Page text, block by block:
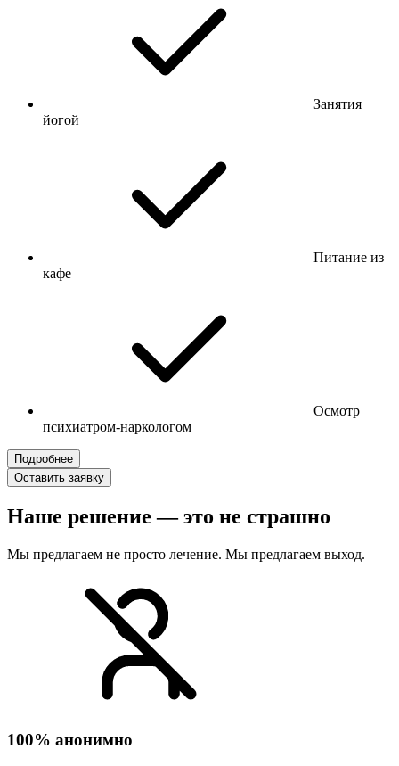
Занятия
йогой
Питание из
кафе
Осмотр
психиатром-наркологом
Подробнее
Оставить заявку
Наше решение — это не страшно
Мы предлагаем не просто лечение. Мы предлагаем выход.
100% анонимно